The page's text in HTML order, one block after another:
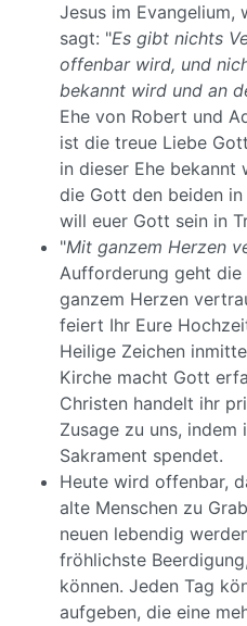
Jesus im Evangelium,
sagt: "Es gibt nichts
offenbar wird, und
bekannt wird und an
Ehe von Robert und
ist die treue Liebe
in dieser Ehe bekannt
die Gott den beiden
will euer Gott sein in
"Mit ganzem Herzen
Aufforderung geht die
ganzem Herzen
feiert Ihr Eure
Heilige Zeichen
Kirche macht Gott
Christen handelt ihr
Zusage zu uns, indem
Sakrament spendet.
Heute wird offenbar,
alte Menschen zu
neuen lebendig
fröhlichste
können. Jeden Tag
aufgeben, die eine